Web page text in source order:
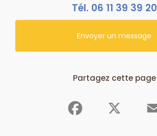
Tél. 06 11 39 39 20
Envoyer un message
Partagez cette page